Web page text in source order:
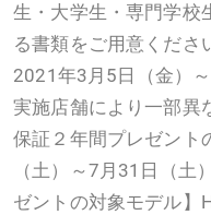
生・大学生・専門学校
る書類をご用意くださ
2021年3月5日（金）
実施店舗により一部異
保証２年間プレゼント
（土）～7月31日（土
ゼントの対象モデル】